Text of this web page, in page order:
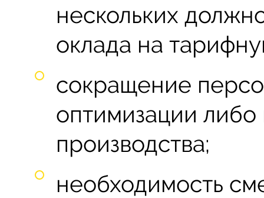
нескольких
оклада на
сокращение
оптимизации
производства;
необходимость